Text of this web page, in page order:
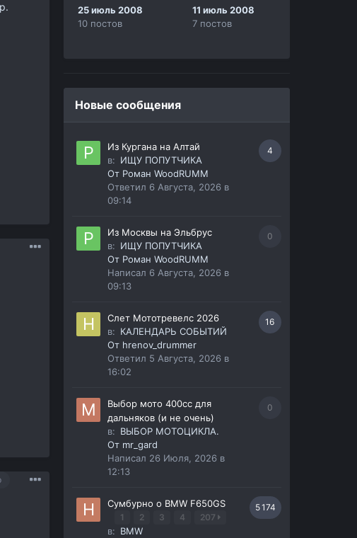
25 июль 2008
10 постов
11 июль 2008
7 постов
Новые сообщения
4
Из Кургана на Алтай
в: ИЩУ ПОПУТЧИКА
От Роман WoodRUMM
Ответил 6 Августа, 2026 в
09:14
0
Из Москвы на Эльбрус
в: ИЩУ ПОПУТЧИКА
От Роман WoodRUMM
Написал 6 Августа, 2026 в
09:13
16
Слет Мототревелс 2026
в: КАЛЕНДАРЬ СОБЫТИЙ
От hrenov_drummer
Ответил 5 Августа, 2026 в
16:02
0
Выбор мото 400сс для
дальняков (и не очень)
в: ВЫБОР МОТОЦИКЛА.
От mr_gard
Написал 26 Июля, 2026 в
12:13
5 174
Сумбурно о BMW F650GS
1 2 3 4 207
в: BMW